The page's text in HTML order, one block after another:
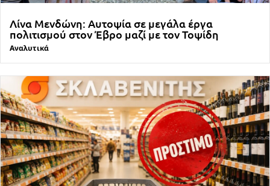
Λίνα Μενδώνη: Αυτοψία σε μεγάλα έργα
πολιτισμού στον Έβρο μαζί με τον Τοψίδη
Αναλυτικά